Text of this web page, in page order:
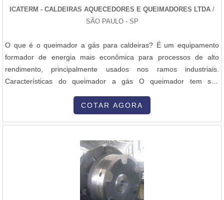
associados; Profissionais com vasta experiência nas diversas
áreas de atuação; Equipe de alta qualidade; Escritório de alta
produtos.GARANTIA DE QUALIDADE COMPROVADANa Master
Serviços e Usinagem sempre tem a solução mais buscada na área
de reparo de cilindro pneumático. É possível encontrar itens
variados com tecnologia de ponta, como cilindro hidráulico e
serviços e altamente qualificada, padrões alcançados por conter
escritório de alta qualidade onde são realizadas as atividades e
tecnologia de ponta.Esses fatores, somados a um time com corpo
de entrega com excelência para toda a carteira de clientes..
ICATERM - CALDEIRAS AQUECEDORES E QUEIMADORES LTDA /
SÃO PAULO - SP
O que é o queimador a gás para caldeiras? É um equipamento
formador de energia mais econômica para processos de alto
rendimento, principalmente usados nos ramos industriais.
Características do queimador a gás O queimador tem seu
296.700 Kcal/h. Vantagens - Qualidade no fornecimento de
COTAR AGORA